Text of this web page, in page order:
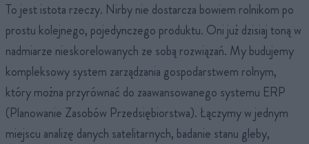
To jest istota rzeczy. Nirby nie dostarcza bowiem rolnikom po
prostu kolejnego, pojedynczego produktu. Oni już dzisiaj toną w
nadmiarze nieskorelowanych ze sobą rozwiązań. My budujemy
kompleksowy system zarządzania gospodarstwem rolnym,
który można przyrównać do zaawansowanego systemu ERP
(Planowanie Zasobów Przedsiębiorstwa). Łączymy w jednym
miejscu analizę danych satelitarnych, badanie stanu gleby,